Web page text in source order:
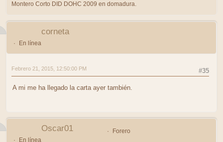
Montero Corto DID DOHC 2009 en domadura.
corneta
En línea
#35
Febrero 21, 2015, 12:50:00 PM
A mi me ha llegado la carta ayer también.
Oscar01
Forero
En línea